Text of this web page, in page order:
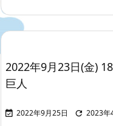
2022年9月23日(金)
巨人
 2022年9月25日  2023年